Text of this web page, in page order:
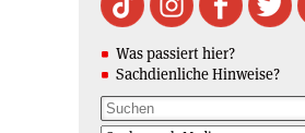
Was passiert hier?
Sachdienliche Hinweise?